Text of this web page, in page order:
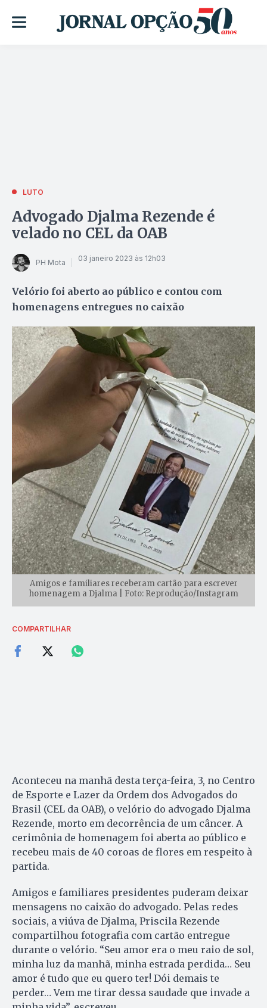
LUTO
Advogado Djalma Rezende é
velado no CEL da OAB
PH Mota 03 janeiro 2023 às 12h03
Velório foi aberto ao público e contou com
homenagens entregues no caixão
Amigos e familiares receberam cartão para escrever
homenagem a Djalma | Foto: Reprodução/Instagram
COMPARTILHAR
Aconteceu na manhã desta terça-feira, 3, no Centro
de Esporte e Lazer da Ordem dos Advogados do
Brasil (CEL da OAB), o velório do advogado Djalma
Rezende, morto em decorrência de um câncer. A
cerimônia de homenagem foi aberta ao público e
recebeu mais de 40 coroas de flores em respeito à
partida.
Amigos e familiares presidentes puderam deixar
mensagens no caixão do advogado. Pelas redes
sociais, a viúva de Djalma, Priscila Rezende
compartilhou fotografia com cartão entregue
durante o velório. “Seu amor era o meu raio de sol,
minha luz da manhã, minha estrada perdida… Seu
amor é tudo que eu quero ter! Dói demais te
perder… Vem me tirar dessa saudade que invade a